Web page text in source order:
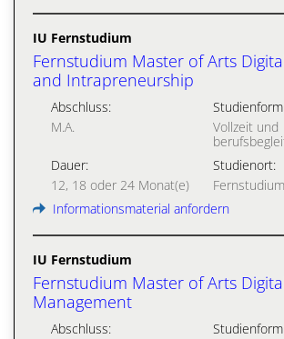
IU Fernstudium
Fernstudium Master of Arts
and Intrapreneurship
Abschluss:
M.A.
Vollzeit und
Dauer:
12, 18 oder 24 Monat(e)
Studienort:
Fernstudium
Informationsmaterial anfordern
IU Fernstudium
Fernstudium Master of Arts
Management
Abschluss: